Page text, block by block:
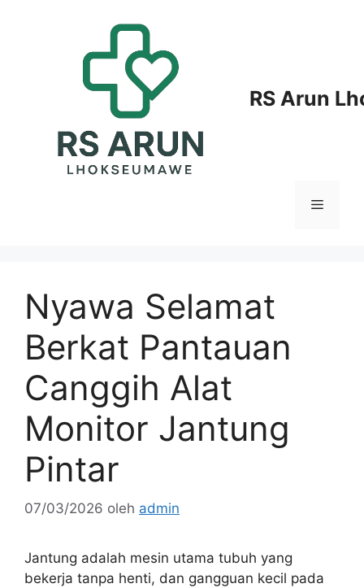
RS Arun
Menu
Nyawa Selamat
Berkat Pantauan
Canggih Alat
Monitor Jantung
Pintar
07/03/2026 oleh admin
Jantung adalah mesin utama tubuh yang
bekerja tanpa henti, dan gangguan kecil pada